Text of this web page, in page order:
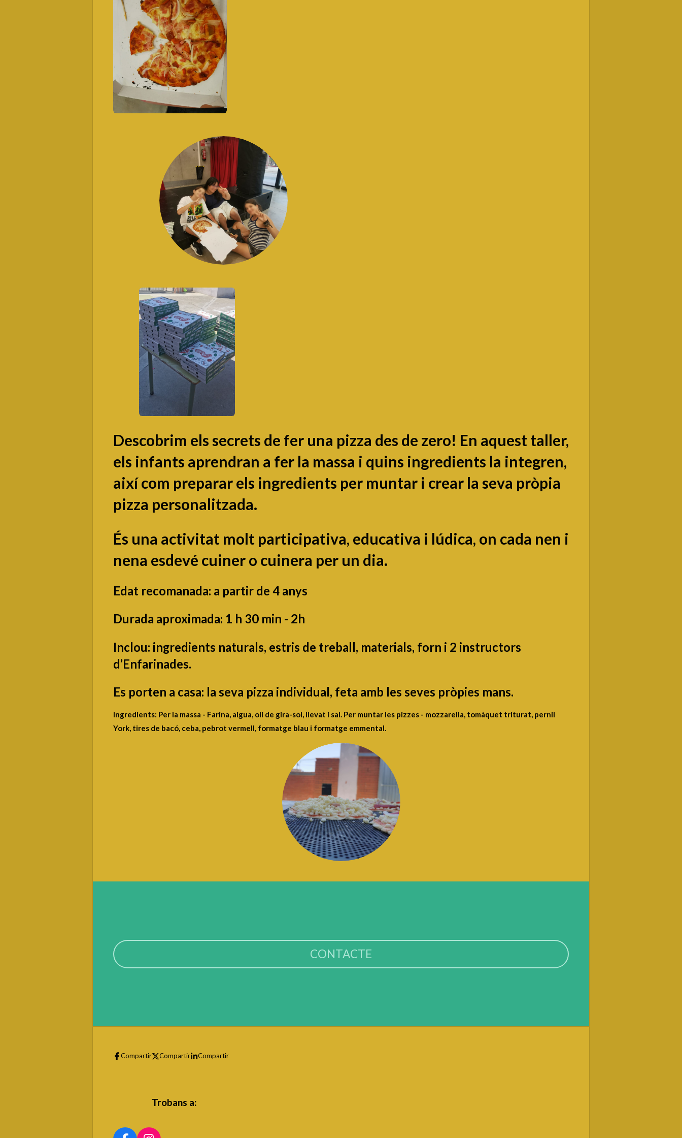
Descobrim els secrets de fer una pizza des de zero! En aquest taller,
els infants aprendran a fer la massa i quins ingredients la integren,
així com preparar els ingredients per muntar i crear la seva pròpia
pizza personalitzada.
És una activitat molt participativa, educativa i lúdica, on cada nen i
nena esdevé cuiner o cuinera per un dia.
Edat recomanada: a partir de 4 anys
Durada aproximada: 1 h 30 min - 2h
Inclou: ingredients naturals, estris de treball, materials, forn i 2 instructors
d’Enfarinades.
Es porten a casa: la seva pizza individual, feta amb les seves pròpies mans.
Ingredients: Per la massa - Farina, aigua, oli de gira-sol, llevat i sal. Per muntar les pizzes - mozzarella, tomàquet triturat, pernil
York, tires de bacó, ceba, pebrot vermell, formatge blau i formatge emmental.
CONTACTE
Compartir Compartir Compartir
Trobans a: